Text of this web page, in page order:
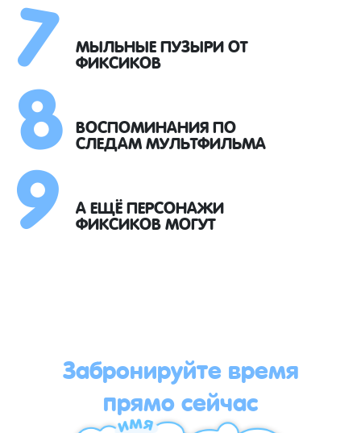
МЫЛЬНЫЕ ПУЗЫРИ ОТ
ФИКСИКОВ
ВОСПОМИНАНИЯ ПО
СЛЕДАМ МУЛЬТФИЛЬМА
А ЕЩЁ ПЕРСОНАЖИ
ФИКСИКОВ МОГУТ
Забронируйте время
прямо сейчас